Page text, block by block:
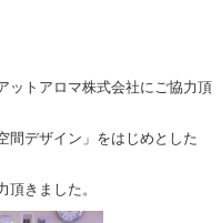
ットアロマ株式会社にご協力頂
間デザイン」をはじめとした
きました。